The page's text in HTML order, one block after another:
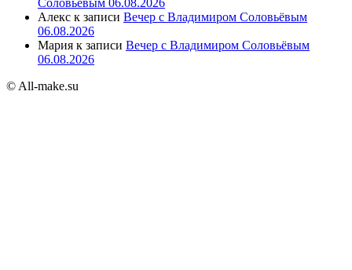
Соловьёвым 06.08.2026
Алекс к записи Вечер с Владимиром Соловьёвым
06.08.2026
Мария к записи Вечер с Владимиром Соловьёвым
06.08.2026
© All-make.su